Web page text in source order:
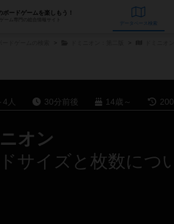
ボードゲームを楽しもう！
ゲーム専門の総合情報サイト
データベース
4人 30分前後 14歳～
オン
サイズと枚数につ